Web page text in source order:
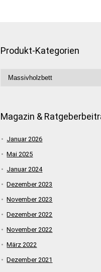
Produkt-Kategorien
Magazin &
Januar 2026
Mai 2025
Januar 2024
Dezember 2023
November 2023
Dezember 2022
November 2022
März 2022
Dezember 2021